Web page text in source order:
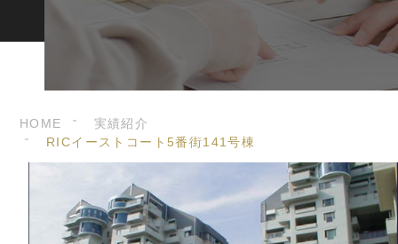
HOME
実績紹介
RICイーストコート5番街141号棟